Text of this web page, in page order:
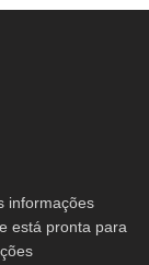
informações
está pronta para